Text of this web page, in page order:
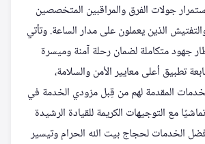
استمرار جولات الفرق والمراقبين المتخصصين
الذين يعملون على مدار الساعة. وتأتي
جهود متكاملة لضمان رحلة آمنة وميسرة
تطبيق أعلى معايير الأمن والسلامة،
المقدمة لهم من قِبل مزودي الخدمة في
مع التوجيهات الكريمة للقيادة الرشيدة
الخدمات لحجاج بيت الله الحرام وتيسير